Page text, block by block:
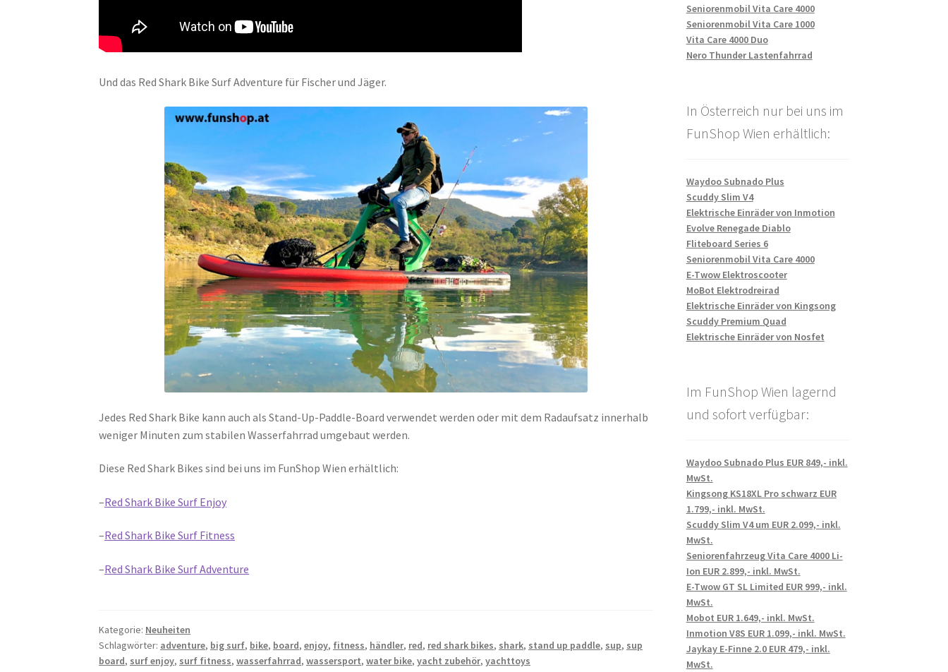
Und das Red Shark Bike Surf Adventure für Fischer und Jäger.
Jedes Red Shark Bike kann auch als Stand-Up-Paddle-Board verwendet werden oder mit dem Radaufsatz innerhalb
weniger Minuten zum stabilen Wasserfahrrad umgebaut werden.
Diese Red Shark Bikes sind bei uns im FunShop Wien erhältlich:
–Red Shark Bike Surf Enjoy
–Red Shark Bike Surf Fitness
–Red Shark Bike Surf Adventure
Kategorie: Neuheiten
Schlagwörter: adventure, big surf, bike, board,enjoy, fitness, händler, red, red shark bikes, shark, stand up paddle, sup, sup
board, surf enjoy, surf fitness,wasserfahrrad,wassersport,water bike,yacht zubehör,yachttoys
Seniorenmobil Vita Care 4000
Seniorenmobil Vita Care 1000
Vita Care 4000 Duo
Nero Thunder Lastenfahrrad
In Österreich nur bei uns im
FunShop Wien erhältlich:
Waydoo Subnado Plus
Scuddy Slim V4
Elektrische Einräder von Inmotion
Evolve Renegade Diablo
Fliteboard Series 6
Seniorenmobil Vita Care 4000
E-Twow Elektroscooter
MoBot Elektrodreirad
Elektrische Einräder von Kingsong
Scuddy Premium Quad
Elektrische Einräder von Nosfet
Im FunShop Wien lagernd
und sofort verfügbar:
Waydoo Subnado Plus EUR 849,- inkl.
MwSt.
Kingsong KS18XL Pro schwarz EUR
1.799,- inkl. MwSt.
Scuddy Slim V4 um EUR 2.099,- inkl.
MwSt.
Seniorenfahrzeug Vita Care 4000 Li-
Ion EUR 2.899,- inkl. MwSt.
E-Twow GT SL Limited EUR 999,- inkl.
MwSt.
Mobot EUR 1.649,- inkl. MwSt.
Inmotion V8S EUR 1.099,- inkl. MwSt.
Jaykay E-Finne 2.0 EUR 479,- inkl.
MwSt.